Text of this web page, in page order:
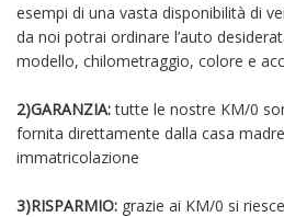
esempi di una vasta disponibilità di
da noi potrai ordinare l’auto
modello, chilometraggio, colore e
2)GARANZIA:tutte le nostre KM/0
fornita direttamente dalla casa
immatricolazione
3)RISPARMIO: grazie ai KM/0 si